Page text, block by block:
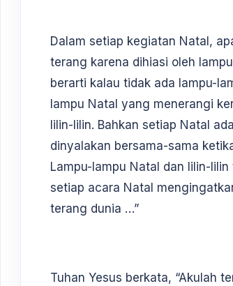
Dalam setiap kegiatan Natal,
terang karena dihiasi oleh
berarti kalau tidak ada lampu-
lampu Natal yang menerangi
lilin-lilin. Bahkan setiap Natal
dinyalakan bersama-sama
Lampu-lampu Natal dan lilin-
setiap acara Natal
terang dunia …”
Tuhan Yesus berkata, “Akulah